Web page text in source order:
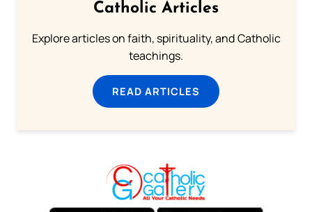
Catholic Articles
Explore articles on faith, spirituality, and Catholic
teachings.
READ ARTICLES